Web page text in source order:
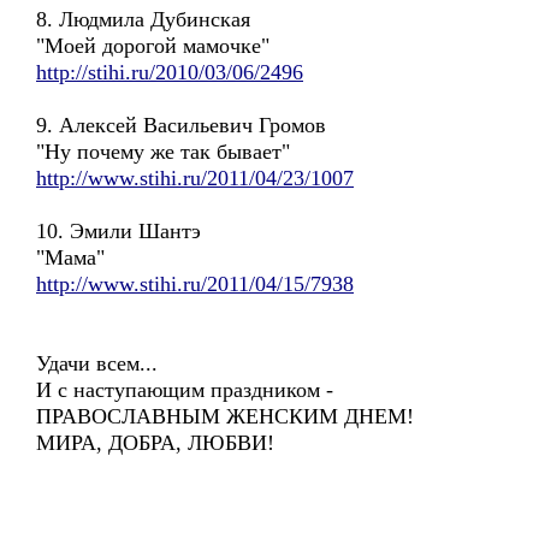
8. Людмила Дубинская
"Моей дорогой мамочке"
http://stihi.ru/2010/03/06/2496
9. Алексей Васильевич Громов
"Ну почему же так бывает"
http://www.stihi.ru/2011/04/23/1007
10. Эмили Шантэ
"Мама"
http://www.stihi.ru/2011/04/15/7938
Удачи всем...
И с наступающим праздником -
ПРАВОСЛАВНЫМ ЖЕНСКИМ ДНЕМ!
МИРА, ДОБРА, ЛЮБВИ!